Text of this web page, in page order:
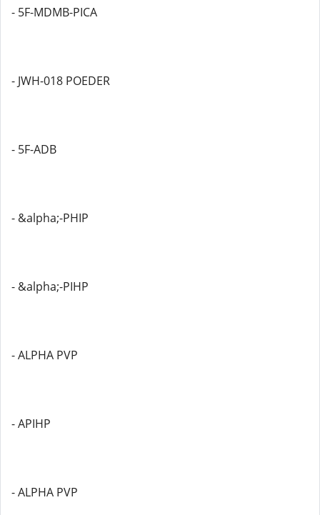
- 5F-MDMB-PICA
- JWH-018 POEDER
- 5F-ADB
- &alpha;-PHIP
- &alpha;-PIHP
- ALPHA PVP
- APIHP
- ALPHA PVP